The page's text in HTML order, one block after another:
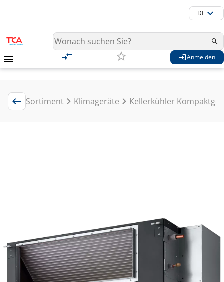
DE
Anmelden
Sortiment Klimageräte Kellerkühler